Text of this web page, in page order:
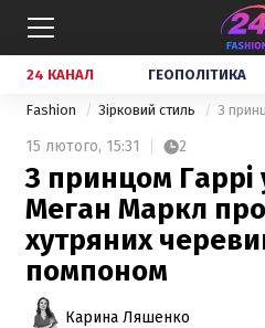
24 КАНАЛ ГЕОПОЛІТИКА
Fashion Зірковий стиль
15 лютого, 15:31 2
З принцом Гаррі
Меган Маркл
хутряних
помпоном
Карина Ляшенко